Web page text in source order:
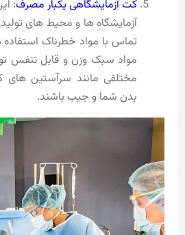
کت آزمایشگاهی یکبار مصرف:
آزمایشگاه ها و محیط های
تماس با مواد خطرناک استفاده
مواد سبک وزن و قابل تنفس
مختلفی مانند سرآستین
بدن شما و جیب باشند.